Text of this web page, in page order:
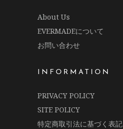
About Us
EVERMADEについて
お問い合わせ
INFORMATION
PRIVACY POLICY
SITE POLICY
特定商取引法に基づく表記